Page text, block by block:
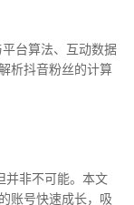
台算法、互动数据
析抖音粉丝的计算
并非不可能。本文
账号快速成长，吸